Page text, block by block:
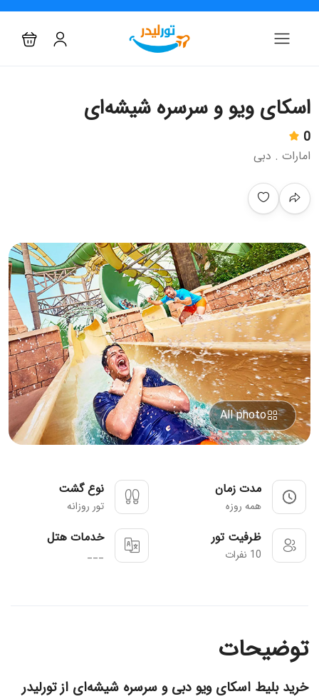
اسکای ویو و سرسره شیشه‌ای
0
امارات . دبی
All photo
مدت زمان
همه روزه
نوع گشت
تور روزانه
ظرفیت تور
10 نفرات
خدمات هتل
___
توضیحات
خرید بلیط اسکای ویو دبی و سرسره شیشه‌ای از تورلیدر